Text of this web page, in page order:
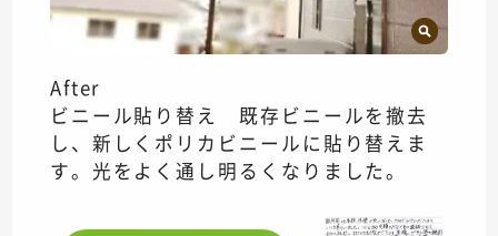
After
ビニール貼り替え 既存ビニールを撤去
し、新しくポリカビニールに貼り替えま
す。光をよく通し明るくなりました。